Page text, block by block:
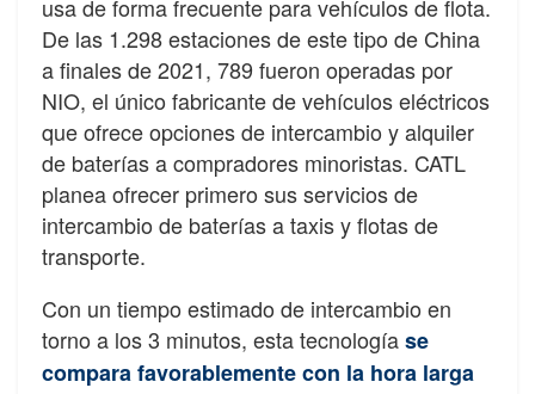
usa de forma frecuente para vehículos de flota.
De las 1.298 estaciones de este tipo de China
a finales de 2021, 789 fueron operadas por
NIO, el único fabricante de vehículos eléctricos
que ofrece opciones de intercambio y alquiler
de baterías a compradores minoristas. CATL
planea ofrecer primero sus servicios de
intercambio de baterías a taxis y flotas de
transporte.
Con un tiempo estimado de intercambio en
torno a los 3 minutos, esta tecnologíase
compara favorablemente con la hora larga